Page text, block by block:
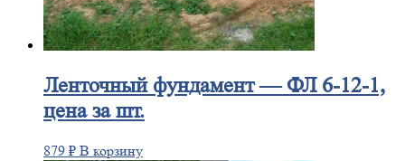
Ленточныйфундамент — ФЛ 6-12-1,
цена за шт.
879 ₽ В корзину